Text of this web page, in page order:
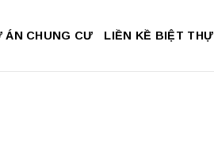
ÁN CHUNG CƯ LIỀN KỀ BIỆT THỰ